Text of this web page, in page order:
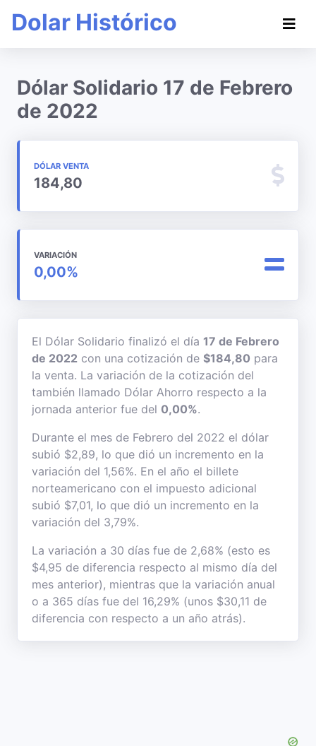
Dolar Histórico
Dólar Solidario 17 de Febrero
de 2022
DÓLAR VENTA
184,80
VARIACIÓN
0,00%
El Dólar Solidario finalizó el día 17 de Febrero
de 2022 con una cotización de $184,80 para
la venta. La variación de la cotización del
también llamado Dólar Ahorro respecto a la
jornada anterior fue del 0,00%.
Durante el mes de Febrero del 2022 el dólar
subió $2,89, lo que dió un incremento en la
variación del 1,56%. En el año el billete
norteamericano con el impuesto adicional
subió $7,01, lo que dió un incremento en la
variación del 3,79%.
La variación a 30 días fue de 2,68% (esto es
$4,95 de diferencia respecto al mismo día del
mes anterior), mientras que la variación anual
o a 365 días fue del 16,29% (unos $30,11 de
diferencia con respecto a un año atrás).